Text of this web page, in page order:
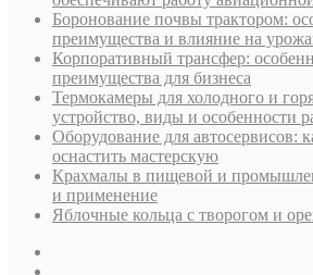
Боронование почвы трактором:
преимущества и влияние на
Корпоративный трансфер:
преимущества для бизнеса
Термокамеры для холодного и
устройство, виды и особенности
Оборудование для автосервисов:
оснастить мастерскую
Крахмалы в пищевой и
и применение
Яблочные кольца с творогом и